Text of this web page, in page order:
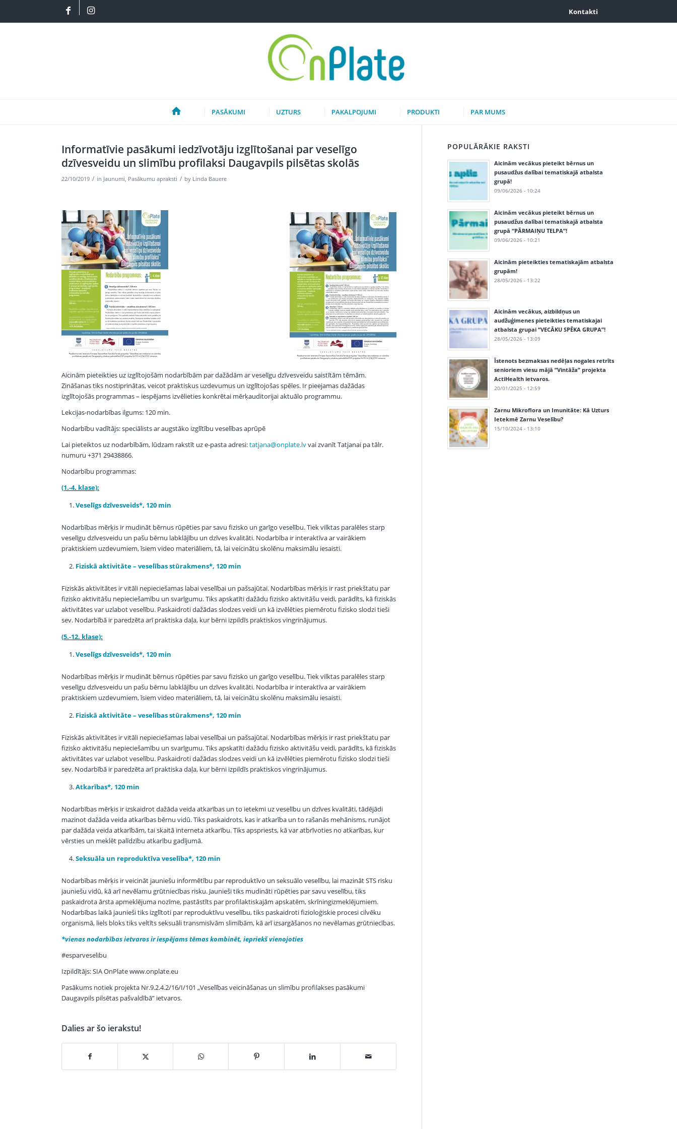
Kontakti
PASĀKUMI UZTURS PAKALPOJUMI PRODUKTI PAR MUMS
Informatīvie pasākumi iedzīvotāju izglītošanai par veselīgo
dzīvesveidu un slimību profilaksi Daugavpils pilsētas skolās
22/10/2019 / in Jaunumi, Pasākumu apraksti / by Linda Bauere
Aicinām pieteikties uz izglītojošām nodarbībām par dažādām ar veselīgu dzīvesveidu saistītām tēmām.
Zināšanas tiks nostiprinātas, veicot praktiskus uzdevumus un izglītojošas spēles. Ir pieejamas dažādas
izglītojošās programmas – iespējams izvēlieties konkrētai mērķauditorijai aktuālo programmu.
Lekcijas-nodarbības ilgums: 120 min.
Nodarbību vadītājs: speciālists ar augstāko izglītību veselības aprūpē
Lai pieteiktos uz nodarbībām, lūdzam rakstīt uz e-pasta adresi:tatjana@onplate.lvvai zvanīt Tatjanai pa tālr.
numuru +371 29438866.
Nodarbību programmas:
(1.-4. klase):
Veselīgs dzīvesveids*, 120 min
Nodarbības mērķis ir mudināt bērnus rūpēties par savu fizisko un garīgo veselību. Tiek vilktas paralēles starp
veselīgu dzīvesveidu un pašu bērnu labklājību un dzīves kvalitāti. Nodarbība ir interaktīva ar vairākiem
praktiskiem uzdevumiem, īsiem video materiāliem, tā, lai veicinātu skolēnu maksimālu iesaisti.
Fiziskā aktivitāte – veselības stūrakmens*, 120 min
Fiziskās aktivitātes ir vitāli nepieciešamas labai veselībai un pašsajūtai. Nodarbības mērķis ir rast priekštatu par
fizisko aktivitāšu nepieciešamību un svarīgumu. Tiks apskatīti dažādu fizisko aktivitāšu veidi, parādīts, kā fiziskās
aktivitātes var uzlabot veselību. Paskaidroti dažādas slodzes veidi un kā izvēlēties piemērotu fizisko slodzi tieši
sev. Nodarbībā ir paredzēta arī praktiska daļa, kur bērni izpildīs praktiskos vingrinājumus.
(5.-12. klase):
Veselīgs dzīvesveids*, 120 min
Nodarbības mērķis ir mudināt bērnus rūpēties par savu fizisko un garīgo veselību. Tiek vilktas paralēles starp
veselīgu dzīvesveidu un pašu bērnu labklājību un dzīves kvalitāti. Nodarbība ir interaktīva ar vairākiem
praktiskiem uzdevumiem, īsiem video materiāliem, tā, lai veicinātu skolēnu maksimālu iesaisti.
Fiziskā aktivitāte – veselības stūrakmens*, 120 min
Fiziskās aktivitātes ir vitāli nepieciešamas labai veselībai un pašsajūtai. Nodarbības mērķis ir rast priekštatu par
fizisko aktivitāšu nepieciešamību un svarīgumu. Tiks apskatīti dažādu fizisko aktivitāšu veidi, parādīts, kā fiziskās
aktivitātes var uzlabot veselību. Paskaidroti dažādas slodzes veidi un kā izvēlēties piemērotu fizisko slodzi tieši
sev. Nodarbībā ir paredzēta arī praktiska daļa, kur bērni izpildīs praktiskos vingrinājumus.
Atkarības*, 120 min
Nodarbības mērķis ir izskaidrot dažāda veida atkarības un to ietekmi uz veselību un dzīves kvalitāti, tādējādi
mazinot dažāda veida atkarības bērnu vidū. Tiks paskaidrots, kas ir atkarība un to rašanās mehānisms, runājot
par dažāda veida atkarībām, tai skaitā interneta atkarību. Tiks apspriests, kā var atbrīvoties no atkarības, kur
vērsties un meklēt palīdzību atkarību gadījumā.
Seksuāla un reproduktīva veselība*, 120 min
Nodarbības mērķis ir veicināt jauniešu informētību par reproduktīvo un seksuālo veselību, lai mazināt STS risku
jauniešu vidū, kā arī nevēlamu grūtniecības risku. Jaunieši tiks mudināti rūpēties par savu veselību, tiks
paskaidrota ārsta apmeklējuma nozīme, pastāstīts par profilaktiskajām apskatēm, skrīningizmeklējumiem.
Nodarbības laikā jaunieši tiks izglītoti par reproduktīvu veselību, tiks paskaidroti fizioloģiskie procesi cilvēku
organismā, liels bloks tiks veltīts seksuāli transmisīvām slimībām, kā arī izsargāšanos no nevēlamas grūtniecības.
*vienas nodarbības ietvaros ir iespējams tēmas kombinēt, iepriekš vienojoties
#esparveselibu
Izpildītājs: SIA OnPlate www.onplate.eu
Pasākums notiek projekta Nr.9.2.4.2/16/I/101 „Veselības veicināšanas un slimību profilakses pasākumi
Daugavpils pilsētas pašvaldībā” ietvaros.
Dalies ar šo ierakstu!
POPULĀRĀKIE RAKSTI
Aicinām vecākus pieteikt bērnus un
pusaudžus dalībai tematiskajā atbalsta
grupā!
09/06/2026 - 10:24
Aicinām vecākus pieteikt bērnus un
pusaudžus dalībai tematiskajā atbalsta
grupā “PĀRMAIŅU TELPA”!
09/06/2026 - 10:21
Aicinām pieteikties tematiskajām atbalsta
grupām!
28/05/2026 - 13:22
Aicinām vecākus, aizbildņus un
audžuģimenes pieteikties tematiskajai
atbalsta grupai “VECĀKU SPĒKA GRUPA”!
28/05/2026 - 13:09
Īstenots bezmaksas nedēļas nogales retrīts
senioriem viesu mājā ”Vintāža” projekta
ActiHealth ietvaros.
20/01/2025 - 12:59
Zarnu Mikroflora un Imunitāte: Kā Uzturs
Ietekmē Zarnu Veselību?
15/10/2024 - 13:10